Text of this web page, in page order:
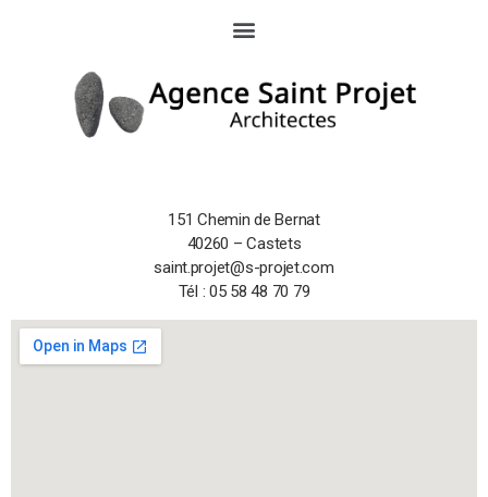
151 Chemin de Bernat
40260 – Castets
saint.projet@s-projet.com
Tél : 05 58 48 70 79